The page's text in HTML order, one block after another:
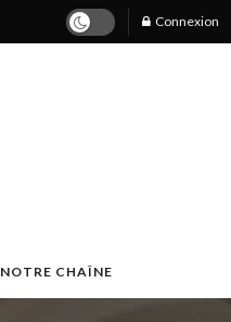
Connexion
NOTRE CHAÎNE